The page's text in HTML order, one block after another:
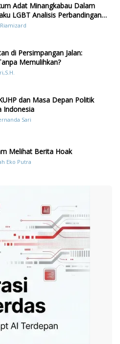
Adat Minangkabau Dalam
LGBT Analisis Perbandingan
Pidana
di Persimpangan Jalan:
Memulihkan?
dan Masa Depan Politik
Indonesia
Sari
Melihat Berita Hoak
Eko Putra